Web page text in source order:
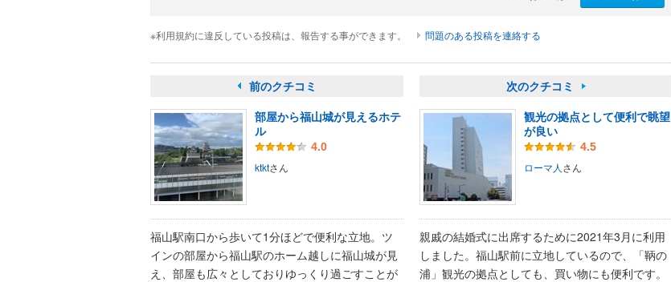
※利用規約に違反している投稿は、報告する事ができます。 問題のある投稿を連絡する
前のクチコミ
部屋から福山城が見えるホテ
ル
4.0
ktktさん
福山駅南口から歩いて1分ほどで便利な立地。ツ
インの部屋から福山駅のホーム越しに福山城が見
え、部屋も広々としておりゆっくり過ごすことが
次のクチコミ
観光の拠点として便利で眺望
が良い
4.5
ローマ人 さん
親戚の結婚式に出席するために2021年3月に利用
しました。福山駅前に立地しているので、「鞆の
浦」観光の拠点としても、買い物にも便利です。